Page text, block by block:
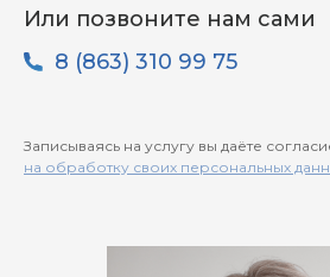
Или позвоните нам сами
8 (863) 310 99 75
Записываясь на услугу вы даёте
на обработку своих персональных